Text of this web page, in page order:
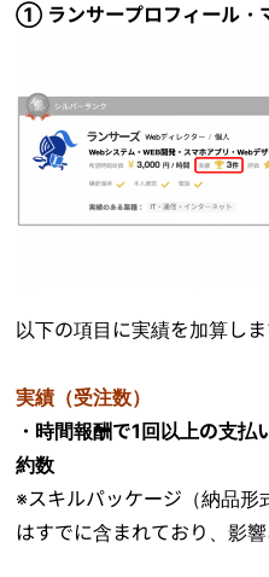
① ランサープロフィール・
以下の項目に実績を加算しま
実績（受注数）
・時間報酬で1回以上の支
約数
※スキルパッケージ（納品形
はすでに含まれており、影響